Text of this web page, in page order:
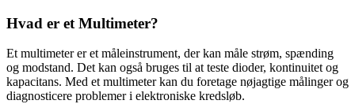
Hvad er et Multimeter?
Et multimeter er et måleinstrument, der kan måle strøm, spænding
og modstand. Det kan også bruges til at teste dioder, kontinuitet og
kapacitans. Med et multimeter kan du foretage nøjagtige målinger og
diagnosticere problemer i elektroniske kredsløb.